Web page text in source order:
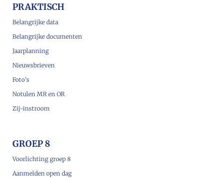
PRAKTISCH
Belangrijke data
Belangrijke documenten
Jaarplanning
Nieuwsbrieven
Foto’s
Notulen MR en OR
Zij-instroom
GROEP 8
Voorlichting groep 8
Aanmelden open dag